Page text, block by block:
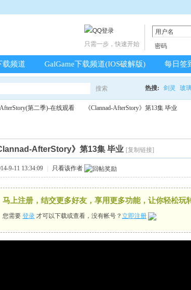
密码
只需一步，快速开始
载频道 GalGame下载频道(IOS破解版) 每日签
搜索
索
热搜: 剑灵 玻
第二季)-在线观看
›
《Clannad-AfterStory》第13集 毕业
AfterStory》第13集 毕业 [复制链接]
9-11 13:34:09 只看该作者
马上注册，结交更多好友，享用更多功能，让你轻松玩
您需要 登录 才可以下载或查看，没有帐号？ 立即注册